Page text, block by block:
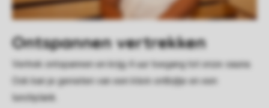
Ontspannen vertrekken
Vertrek ontspannen en krijg 4 uur toegang tot onze sauna.
Ook kan je genieten van een klein ontbijtje en een
lunchplank.